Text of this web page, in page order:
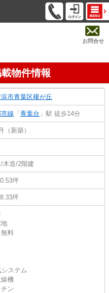
お問合せ
物件情報
市青葉区榎が丘
線 「青葉台 」駅 徒歩14分
（新築）
木造/2階建
坪
坪
料
ステム
機
ン